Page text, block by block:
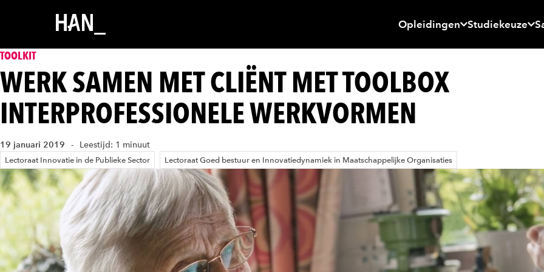
Opleidingen Studiekeuze
TOOLKIT
WERK SAMEN MET CLIËNT MET TOOLBOX
INTERPROFESSIONELE WERKVORMEN
19 januari 2019 Leestijd: 1 minuut
Lectoraat Innovatie in de Publieke Sector Lectoraat Goed bestuur en Innovatiedynamiek in Maatschappelijke Organisaties